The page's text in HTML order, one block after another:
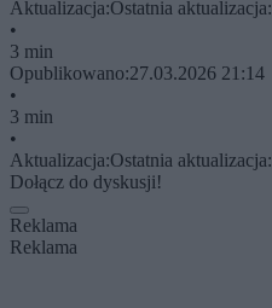
Aktualizacja:Ostatnia aktualizacja:
•
3 min
Opublikowano:27.03.2026 21:14
•
3 min
•
Aktualizacja:Ostatnia aktualizacja:
Dołącz do dyskusji!
Reklama
Reklama